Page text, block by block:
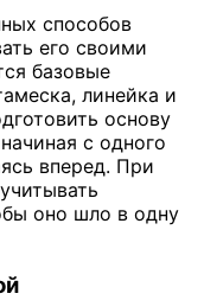
способов
его своими
базовые
линейка и
основу
с одного
вперед. При
оно шло в одну